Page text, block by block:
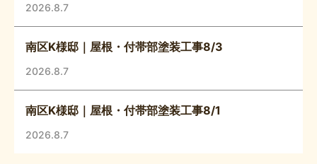
2026.8.7
南区K様邸｜屋根・付帯部塗装工事8/3
2026.8.7
南区K様邸｜屋根・付帯部塗装工事8/1
2026.8.7